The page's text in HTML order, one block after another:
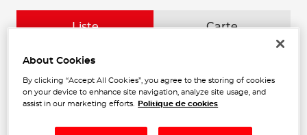
Liste Carte
1
28.65
11 Route Nationale
59530 LOUVIGNIES-QUESNOY
About Cookies
By clicking “Accept All Cookies”, you agree to the storing of cookies
on your device to enhance site navigation, analyze site usage, and
assist in our marketing efforts.
Politique de cookies